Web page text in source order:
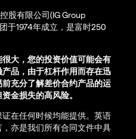
股有限公司(IG Group
于1974年成立，是富时250
大，您的投资价值可能会有
品，由于杠杆作用而存在迅
充分了解差价合约产品的运
金损失的高风险。
在任何时候均能提供。英语
亦是我们所有合同文件中具